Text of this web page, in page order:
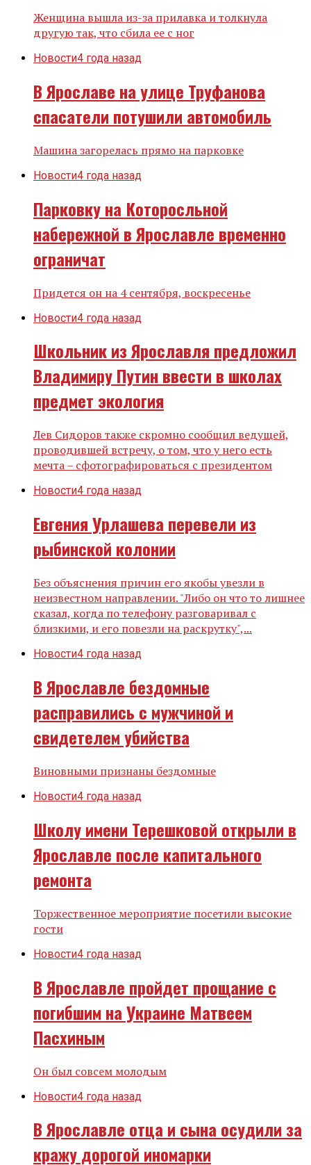
Женщина вышла из-за прилавка и толкнула
другую так, что сбила ее с ног
Новости4 года назад
В Ярославе на улице Труфанова
спасатели потушили автомобиль
Машина загорелась прямо на парковке
Новости4 года назад
Парковку на Которосльной
набережной в Ярославле временно
ограничат
Придется он на 4 сентября, воскресенье
Новости4 года назад
Школьник из Ярославля предложил
Владимиру Путин ввести в школах
предмет экология
Лев Сидоров также скромно сообщил ведущей,
проводившей встречу, о том, что у него есть
мечта – сфотографироваться с президентом
Новости4 года назад
Евгения Урлашева перевели из
рыбинской колонии
Без объяснения причин его якобы увезли в
неизвестном направлении. "Либо он что то лишнее
сказал, когда по телефону разговаривал с
близкими, и его повезли на раскрутку",...
Новости4 года назад
В Ярославле бездомные
расправились с мужчиной и
свидетелем убийства
Виновными признаны бездомные
Новости4 года назад
Школу имени Терешковой открыли в
Ярославле после капитального
ремонта
Торжественное мероприятие посетили высокие
гости
Новости4 года назад
В Ярославле пройдет прощание с
погибшим на Украине Матвеем
Пасхиным
Он был совсем молодым
Новости4 года назад
В Ярославле отца и сына осудили за
кражу дорогой иномарки